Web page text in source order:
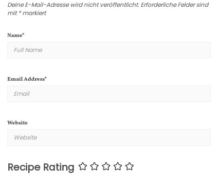
Deine E-Mail-Adresse wird nicht veröffentlicht. Erforderliche Felder sind
mit*markiert
Name*
Email Address*
Website
Recipe Rating